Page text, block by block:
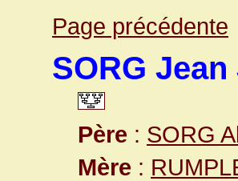
Page précédente
SORG
Père : SORG
Mère :